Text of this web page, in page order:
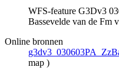
WFS-feature G3Dv3
Bassevelde van de Fm
Online bronnen
map )